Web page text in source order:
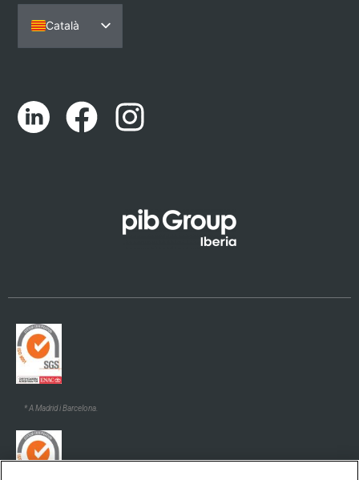
Català
Español
English (UK)
Euskara
* A Madrid i Barcelona.